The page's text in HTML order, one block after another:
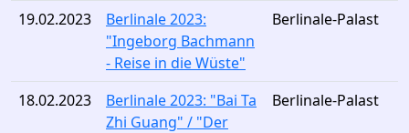
19.02.2023
Berlinale 2023:
"Ingeborg Bachmann
- Reise in die Wüste"
Berlinale-Palast
18.02.2023
Berlinale 2023: "Bai Ta
Zhi Guang" / "Der
Berlinale-Palast